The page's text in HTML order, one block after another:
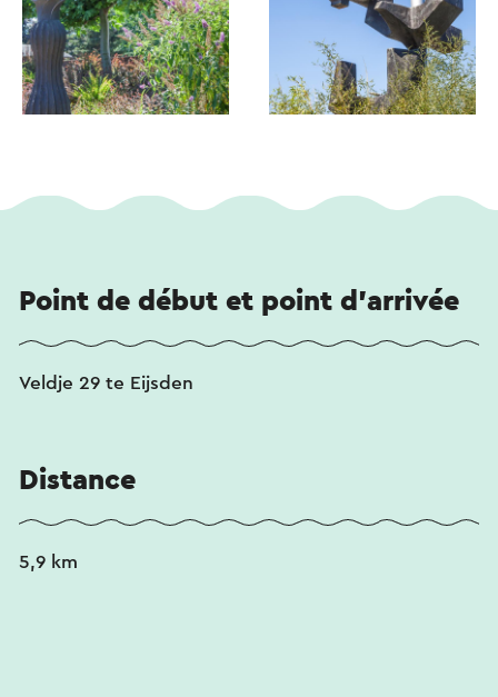
Point de début et point d'arrivée
Veldje 29 te Eijsden
Distance
5,9 km